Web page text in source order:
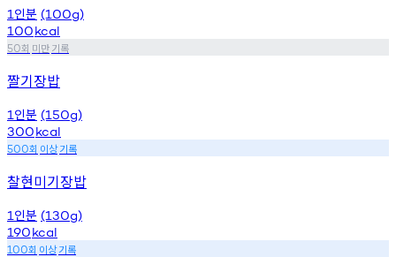
1 인분 (100g)
100kcal
50회 미만기록
짤기장밥
1 인분 (150g)
300kcal
500회 이상기록
찰현미기장밥
1 인분 (130g)
190kcal
100회 이상기록